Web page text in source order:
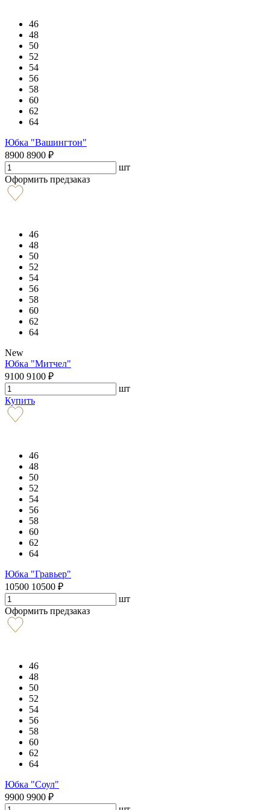
46
48
50
52
54
56
58
60
62
64
Юбка "Вашингтон"
8900 8900 ₽
шт
Оформить предзаказ
46
48
50
52
54
56
58
60
62
64
New
Юбка "Митчел"
9100 9100 ₽
шт
Купить
46
48
50
52
54
56
58
60
62
64
Юбка "Гравьер"
10500 10500 ₽
шт
Оформить предзаказ
46
48
50
52
54
56
58
60
62
64
Юбка "Соул"
9900 9900 ₽